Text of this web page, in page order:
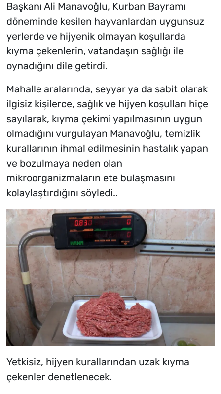
Başkanı Ali Manavoğlu, Kurban Bayramı
döneminde kesilen hayvanlardan uygunsuz
yerlerde ve hijyenik olmayan koşullarda
kıyma çekenlerin, vatandaşın sağlığı ile
oynadığını dile getirdi.
Mahalle aralarında, seyyar ya da sabit olarak
ilgisiz kişilerce, sağlık ve hijyen koşulları hiçe
sayılarak, kıyma çekimi yapılmasının uygun
olmadığını vurgulayan Manavoğlu, temizlik
kurallarının ihmal edilmesinin hastalık yapan
ve bozulmaya neden olan
mikroorganizmaların ete bulaşmasını
kolaylaştırdığını söyledi..
Yetkisiz, hijyen kurallarından uzak kıyma
çekenler denetlenecek.